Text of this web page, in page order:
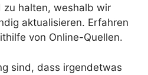
zu halten, weshalb wir
aktualisieren. Erfahren
von Online-Quellen.
sind, dass irgendetwas